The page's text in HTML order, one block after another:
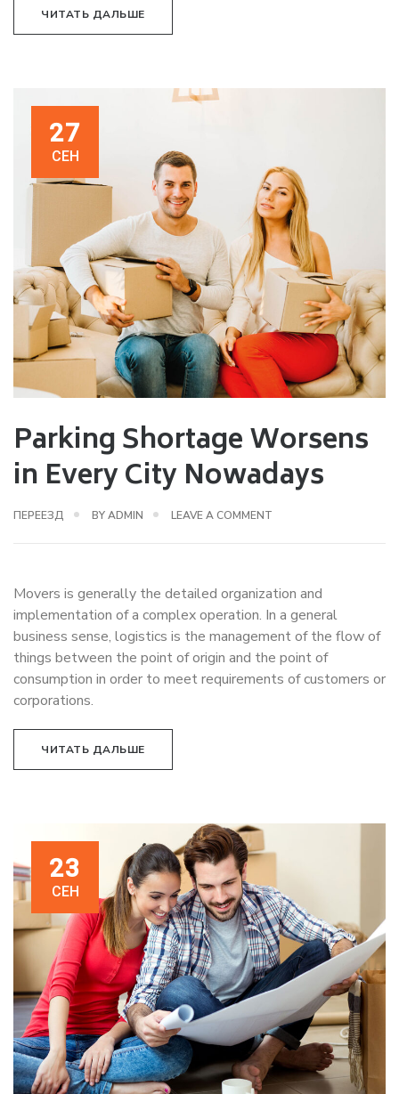
ЧИТАТЬ ДАЛЬШЕ
27
СЕН
Parking Shortage Worsens
in Every City Nowadays
ПЕРЕЕЗД BYADMIN LEAVE A COMMENT
Movers is generally the detailed organization and
implementation of a complex operation. In a general
business sense, logistics is the management of the flow of
things between the point of origin and the point of
consumption in order to meet requirements of customers or
corporations.
ЧИТАТЬ ДАЛЬШЕ
23
СЕН